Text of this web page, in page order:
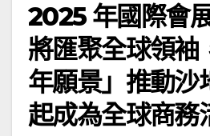
2025 年國際會
將匯聚全球領
年願景」推動沙
起成為全球商務